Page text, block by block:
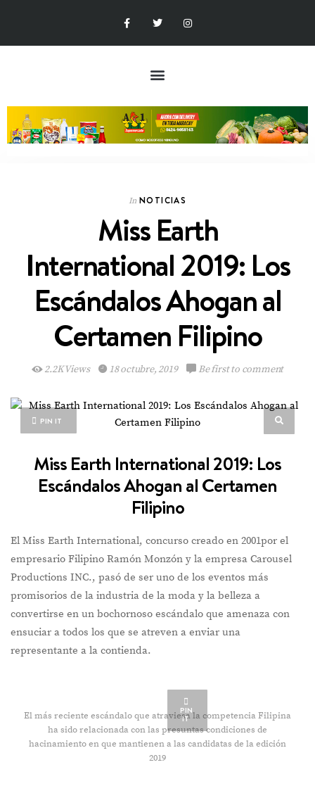
In NOTICIAS
Miss Earth
International 2019: Los
Escándalos Ahogan al
Certamen Filipino
2.2K Views 18 octubre, 2019 Be first to comment
PIN IT
Miss Earth International 2019: Los
Escándalos Ahogan al Certamen
Filipino
El Miss Earth International, concurso creado en 2001por el
empresario Filipino Ramón Monzón y la empresa Carousel
Productions INC., pasó de ser uno de los eventos más
promisorios de la industria de la moda y la belleza a
convertirse en un bochornoso escándalo que amenaza con
ensuciar a todos los que se atreven a enviar una
representante a la contienda.
PIN
IT
El más reciente escándalo que atraviesa la competencia Filipina
ha sido relacionada con las presuntas condiciones de
hacinamiento en que mantienen a las candidatas de la edición
2019